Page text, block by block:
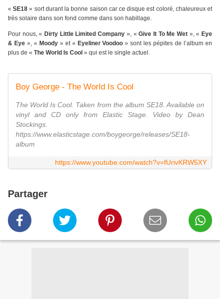
«SE18 » sort durant la bonne saison car ce disque est coloré, chaleureux et
très solaire dans son fond comme dans son habillage.
Pour nous, « Dirty Little Limited Company », «Give It To Me Wet », « Eye
& Eye», « Moody» et « Eyeliner Voodoo» sont les pépites de l’album en
plus de « The World Is Cool » qui est le single actuel.
Boy George - The World Is Cool
The World Is Cool. Taken from the album SE18. Available on
vinyl and CD only from Elastic Stage. Video by Dean
Stockings.
https://www.elasticstage.com/boygeorge/releases/SE18-
album
https://www.youtube.com/watch?v=fUrivKRW5XY
Partager